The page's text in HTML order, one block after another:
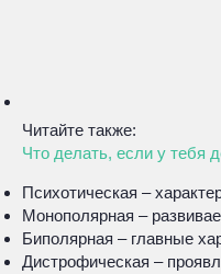
Читайте также:
Что делать, если у тебя
Психотическая –
Монополярная –
Биполярная – главные
Дистрофическая –